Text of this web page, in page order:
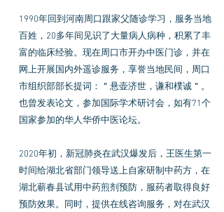
1990年回到河南周口跟家父随诊学习，服务当地
百姓，20多年间见识了大量病人病种，积累了丰
富的临床经验。现在周口市开办中医门诊，并在
网上开展国内外遥诊服务，享誉当地民间，周口
市组织部部长提词：＂悬壶济世，谦和樸诚＂。
也曾发表论文，参加国际学术研讨会，如有71个
国家参加的华人华侨中医论坛。
2020年初，新冠肺炎在武汉爆发后，王医生第一
时间给湖北省部门领导送上自家研制中药方，在
湖北蕲春县试用中药煎剂预防，服药者取得良好
预防效果。同时，提供在线咨询服务，对在武汉